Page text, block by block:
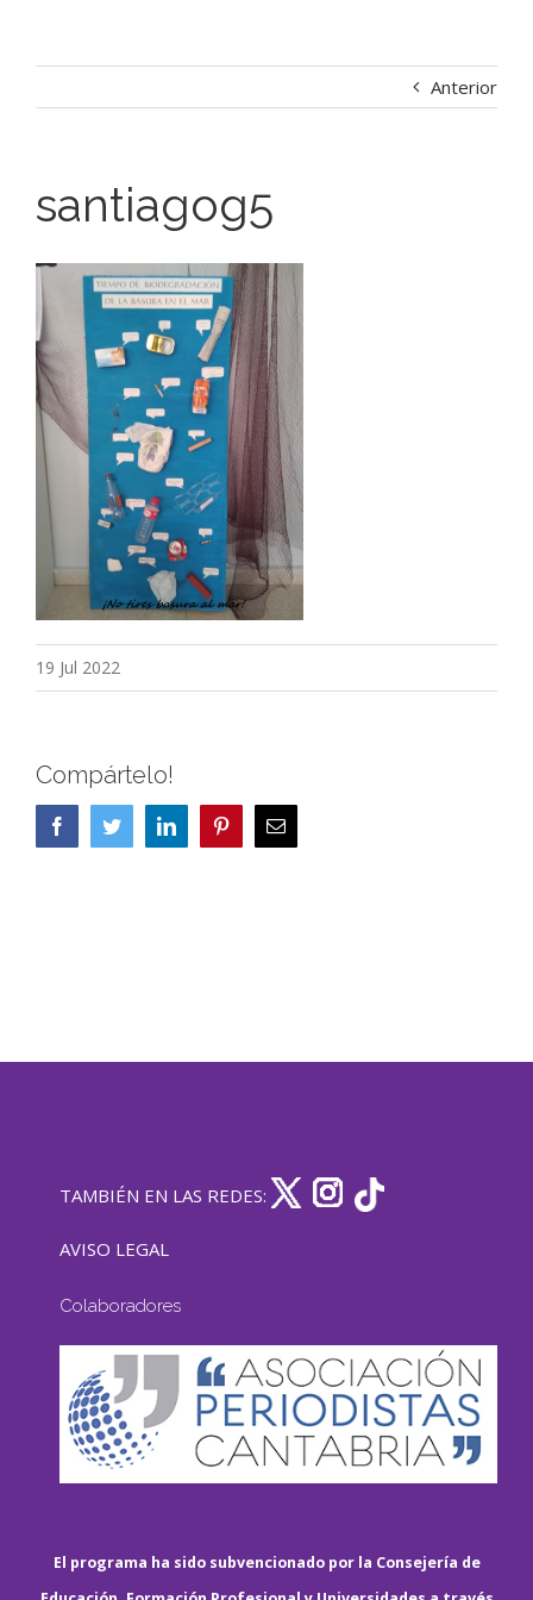
Anterior
santiagog5
19 Jul 2022
Compártelo!
FacebookTwitterLinkedIn PinterestCorreo
electrónico
TAMBIÉN EN LAS REDES:
AVISO LEGAL
Colaboradores
El programa ha sido subvencionado por la Consejería de